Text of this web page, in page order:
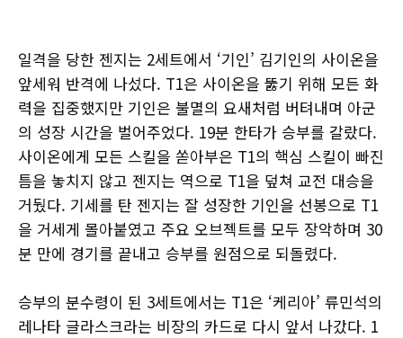
일격을 당한 젠지는 2세트에서 ‘기인’ 김기인의 사이온을
앞세워 반격에 나섰다. T1은 사이온을 뚫기 위해 모든 화
력을 집중했지만 기인은 불멸의 요새처럼 버텨내며 아군
의 성장 시간을 벌어주었다. 19분 한타가 승부를 갈랐다.
사이온에게 모든 스킬을 쏟아부은 T1의 핵심 스킬이 빠진
틈을 놓치지 않고 젠지는 역으로 T1을 덮쳐 교전 대승을
거뒀다. 기세를 탄 젠지는 잘 성장한 기인을 선봉으로 T1
을 거세게 몰아붙였고 주요 오브젝트를 모두 장악하며 30
분 만에 경기를 끝내고 승부를 원점으로 되돌렸다.
승부의 분수령이 된 3세트에서는 T1은 ‘케리아’ 류민석의
레나타 글라스크라는 비장의 카드로 다시 앞서 나갔다. 1